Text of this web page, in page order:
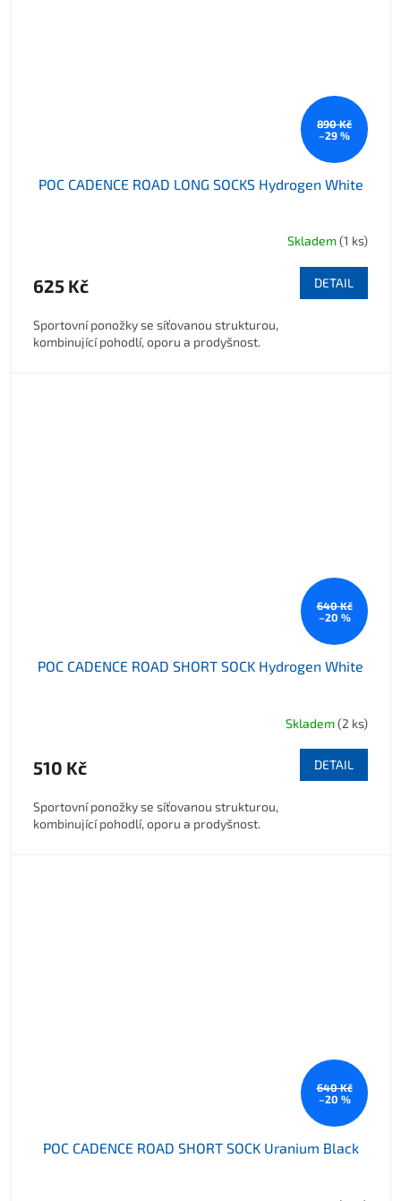
890 Kč
–29 %
POC CADENCE ROAD LONG SOCKS Hydrogen White
Skladem(1 ks)
625 Kč DETAIL
Sportovní ponožky se síťovanou strukturou,
kombinující pohodlí, oporu a prodyšnost.
640 Kč
–20 %
POC CADENCE ROAD SHORT SOCK Hydrogen White
Skladem(2 ks)
510 Kč DETAIL
Sportovní ponožky se síťovanou strukturou,
kombinující pohodlí, oporu a prodyšnost.
640 Kč
–20 %
POC CADENCE ROAD SHORT SOCK Uranium Black